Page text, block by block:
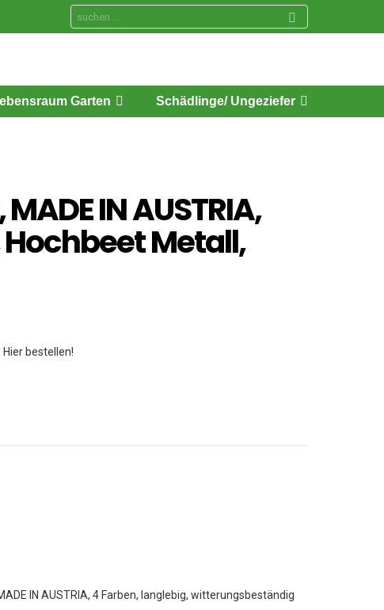
Search
for:
Garten Schädlinge/ Ungeziefer
IN AUSTRIA,
Metall,
bestellen!
IN AUSTRIA, 4 Farben, langlebig, witterungsbeständig